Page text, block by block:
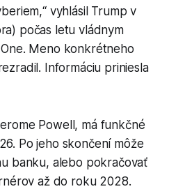
vyhlásil Trump v
počas letu vládnym
Meno konkrétneho
Informáciu priniesla
Powell, má funkčné
Po jeho skončení môže
banku, alebo pokračovať
až do roku 2028.